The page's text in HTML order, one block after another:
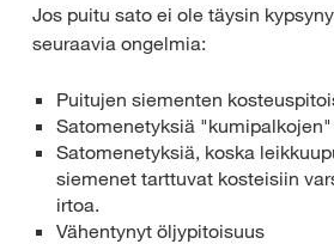
Jos puitu sato ei ole täysin
seuraavia ongelmia:
Puitujen siementen
Satomenetyksiä
Satomenetyksiä, koska
siemenet tarttuvat kosteisiin
irtoa.
Vähentynyt öljypitoisuus